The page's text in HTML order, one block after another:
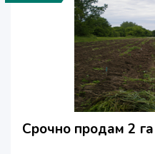
Срочно продам 2